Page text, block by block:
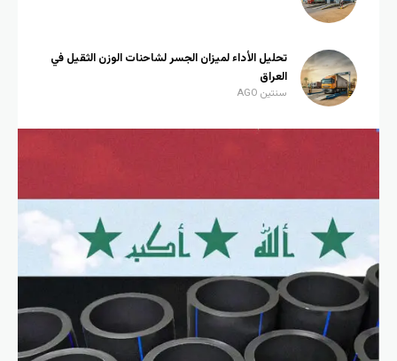
تحليل الأداء لميزان الجسر لشاحنات الوزن الثقيل في
العراق
سنتين AGO